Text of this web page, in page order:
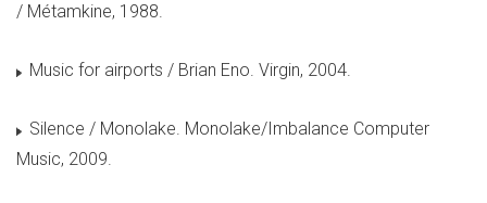
/ Métamkine, 1988.
Music for airports / Brian Eno. Virgin, 2004.
Silence / Monolake. Monolake/Imbalance Computer
Music, 2009.